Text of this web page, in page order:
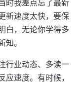
时我差点忘了最新
新速度太快，要保
白，无论你学得多
知。
行业动态、多读一
应速度。有时候，